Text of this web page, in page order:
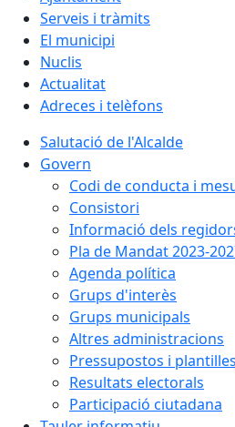
Serveis i tràmits
El municipi
Nuclis
Actualitat
Adreces i telèfons
Salutació de l'Alcalde
Govern
Codi de conducta i
Consistori
Informació dels
Pla de Mandat 2023-
Agenda política
Grups d'interès
Grups municipals
Altres administracions
Pressupostos i plantilles
Resultats electorals
Participació ciutadana